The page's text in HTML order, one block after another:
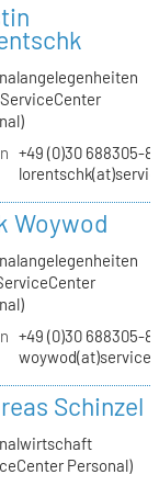
+49 (0)30 688305-
Woywod
+49 (0)30 688305-
Schinzel
Personal)